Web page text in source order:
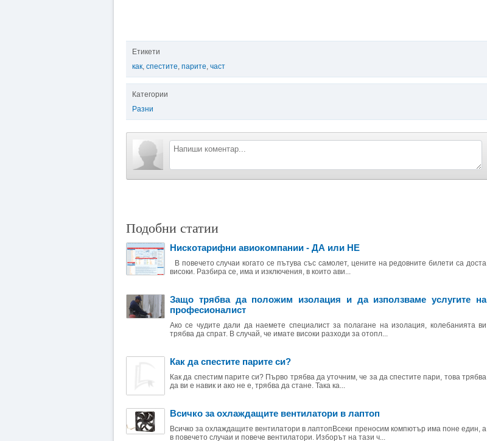
Етикети
как, спестите, парите, част
Категории
Разни
Подобни статии
Нискотарифни авиокомпании - ДА или НЕ
В повечето случаи когато се пътува със самолет, цените на редовните билети са доста
високи. Разбира се, има и изключения, в които ави...
Защо трябва да положим изолация и да използваме услугите на
професионалист
Ако се чудите дали да наемете специалист за полагане на изолация, колебанията ви
трябва да спрат. В случай, че имате високи разходи за отопл...
Как да спестите парите си?
Как да спестим парите си? Първо трябва да уточним, че за да спестите пари, това трябва
да ви е навик и ако не е, трябва да стане. Така ка...
Всичко за охлаждащите вентилатори в лаптоп
Всичко за охлаждащите вентилатори в лаптопВсеки преносим компютър има поне един, а
в повечето случаи и повече вентилатори. Изборът на тази ч...